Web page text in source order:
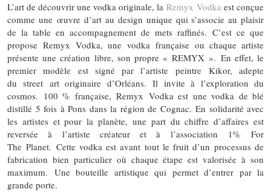
L’art de découvrir une vodka originale, la Remyx Vodka est conçue
comme une œuvre d’art au design unique qui s’associe au plaisir
de la table en accompagnement de mets raffinés. C’est ce que
propose Remyx Vodka, une vodka française ou chaque artiste
présente une création libre, son propre « REMYX ». En effet, le
premier modèle est signé par l’artiste peintre Kikor, adepte
du street art originaire d’Orléans. Il invite à l’exploration du
cosmos. 100 % française, Remyx Vodka est une vodka de blé
distillé 5 fois à Pons dans la région de Cognac. En solidarité avec
les artistes et pour la planète, une part du chiffre d’affaires est
reversée à l’artiste créateur et à l’association 1% For
The Planet. Cette vodka est avant tout le fruit d’un processus de
fabrication bien particulier où chaque étape est valorisée à son
maximum. Une bouteille artistique qui permet d’entrer par la
grande porte.